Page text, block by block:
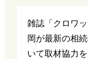
雑誌「クロワ
岡が最新の相
いて取材協力